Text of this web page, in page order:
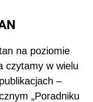
na poziomie
czytamy w wielu
–
„Poradniku